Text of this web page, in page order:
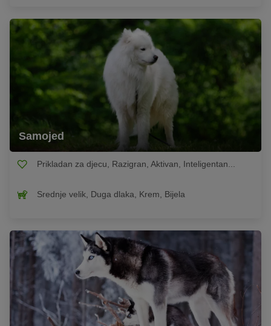
Samojed
Prikladan za djecu, Razigran, Aktivan, Inteligentan...
Srednje velik, Duga dlaka, Krem, Bijela